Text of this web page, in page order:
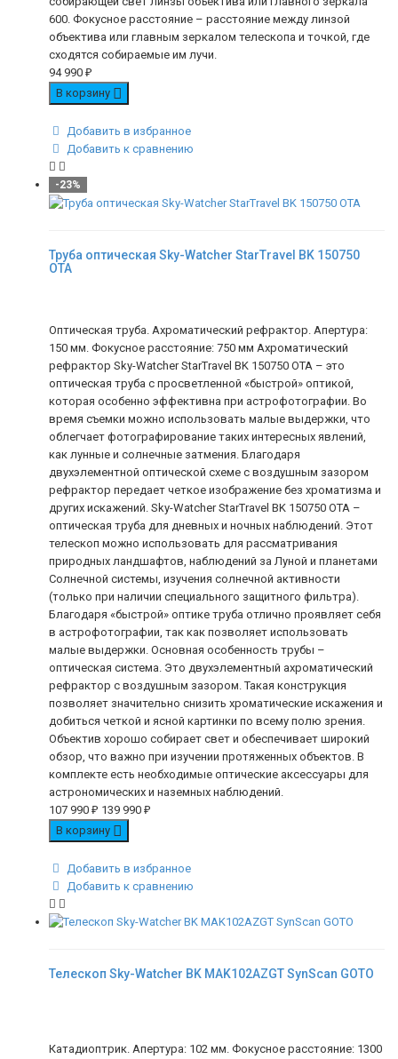
600. Фокусное расстояние – расстояние между линзой
объектива или главным зеркалом телескопа и точкой, где
сходятся собираемые им лучи.
94 990 ₽
В корзину
Добавить в избранное
Добавить к сравнению
-23%
Труба оптическая Sky-Watcher StarTravel BK 150750
OTA
Оптическая труба. Ахроматический рефрактор. Апертура:
150 мм. Фокусное расстояние: 750 мм Ахроматический
рефрактор Sky-Watcher StarTravel BK 150750 OTA – это
оптическая труба с просветленной «быстрой» оптикой,
которая особенно эффективна при астрофотографии. Во
время съемки можно использовать малые выдержки, что
облегчает фотографирование таких интересных явлений,
как лунные и солнечные затмения. Благодаря
двухэлементной оптической схеме с воздушным зазором
рефрактор передает четкое изображение без хроматизма и
других искажений. Sky-Watcher StarTravel BK 150750 OTA –
оптическая труба для дневных и ночных наблюдений. Этот
телескоп можно использовать для рассматривания
природных ландшафтов, наблюдений за Луной и планетами
Солнечной системы, изучения солнечной активности
(только при наличии специального защитного фильтра).
Благодаря «быстрой» оптике труба отлично проявляет себя
в астрофотографии, так как позволяет использовать
малые выдержки. Основная особенность трубы –
оптическая система. Это двухэлементный ахроматический
рефрактор с воздушным зазором. Такая конструкция
позволяет значительно снизить хроматические искажения и
добиться четкой и ясной картинки по всему полю зрения.
Объектив хорошо собирает свет и обеспечивает широкий
обзор, что важно при изучении протяженных объектов. В
комплекте есть необходимые оптические аксессуары для
астрономических и наземных наблюдений.
107 990 ₽ 139 990 ₽
В корзину
Добавить в избранное
Добавить к сравнению
Телескоп Sky-Watcher BK MAK102AZGT SynScan GOTO
Катадиоптрик. Апертура: 102 мм. Фокусное расстояние: 1300